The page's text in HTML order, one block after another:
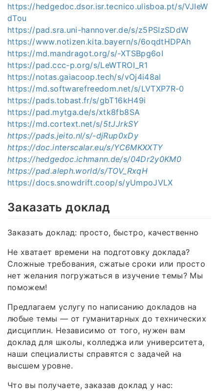
https://hedgedoc.dsor.isr.tecnico.ulisboa.pt/s/VJIeW
dTou
https://pad.sra.uni-hannover.de/s/z5PSIzSDdW
https://www.notizen.kita.bayern/s/6oqdtHDPAh
https://md.mandragot.org/s/-XTSBpg6oI
https://pad.ccc-p.org/s/LeWTROI_R1
https://notas.gaiacoop.tech/s/vOj4i48al
https://md.softwarefreedom.net/s/LVTXP7R-0
https://pads.tobast.fr/s/gbT16kH49i
https://pad.mytga.de/s/xtk8fb8SA
https://md.cortext.net/s/5tJJrkSY
https://pads.jeito.nl/s/-djRup0xDy
https://doc.interscalar.eu/s/YC6MKXXTY
https://hedgedoc.ichmann.de/s/04Dr2y0KM0
https://pad.aleph.world/s/TOV_RxqH
https://docs.snowdrift.coop/s/yUmpoJVLX
Заказать доклад
Заказать доклад: просто, быстро, качественно
Не хватает времени на подготовку доклада?
Сложные требования, сжатые сроки или просто
нет желания погружаться в изучение темы? Мы
поможем!
Предлагаем услугу по написанию докладов на
любые темы — от гуманитарных до технических
дисциплин. Независимо от того, нужен вам
доклад для школы, колледжа или университета,
наши специалисты справятся с задачей на
высшем уровне.
Что вы получаете, заказав доклад у нас: